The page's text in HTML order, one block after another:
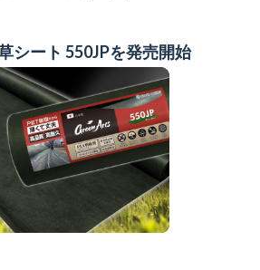
シート 550JPを発売開始